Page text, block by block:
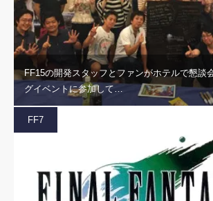
FF15の開発スタッフとファンがホテルで懇
グイベントに参加して…
FF7